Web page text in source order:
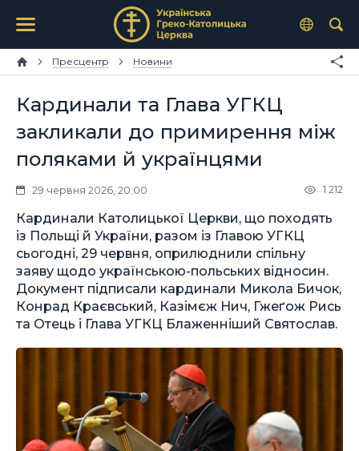
Пресцентр Новини
Кардинали та Глава УГКЦ
закликали до примирення між
поляками й українцями
29 червня 2026, 20:00 1 212
Кардинали Католицької Церкви, що походять
із Польщі й України, разом із Главою УГКЦ
сьогодні, 29 червня, оприлюднили спільну
заяву щодо українською-польських відносин.
Документ підписали кардинали Микола Бичок,
Конрад Краєвський, Казімєж Нич, Гжеґож Рись
та Отець і Глава УГКЦ Блаженніший Святослав.